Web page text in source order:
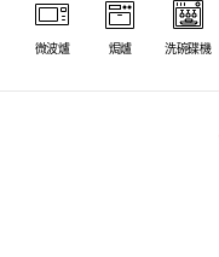
微波爐 焗爐 洗碗碟機